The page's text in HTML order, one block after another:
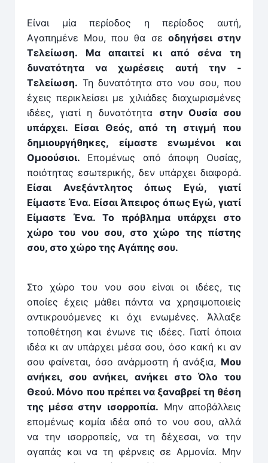
Είναι μία περίοδος η περίοδος αυτή,
Αγαπημένε Μου, που θα σε οδηγήσει στην
Τελείωση. Μα απαιτεί κι από σένα τη
δυνατότητα να χωρέσεις αυτή την ­
Τελείωση. Τη δυνατότητα στο νου σου, που
έχεις περικλείσει με ­χιλιάδες διαχωρισμένες
ιδέες, γιατί η δυνατότητα στην Ουσία σου
υπάρχει. Είσαι Θεός, από τη στιγμή που
δημιουργήθηκες, είμαστε ενωμένοι και
Ομοούσιοι. Επομένως από άποψη Ουσίας,
ποιότητας εσωτερικής, δεν υπάρχει διαφορά.
Είσαι Ανεξάντλητος όπως Εγώ, γιατί
Είμαστε Ένα. Είσαι Άπειρος όπως Εγώ, γιατί
Είμαστε Ένα. Το πρόβλημα υπάρχει στο
χώρο του νου σου, στο χώρο της πίστης
σου, στο χώρο της Αγάπης σου.
Στο χώρο του νου σου είναι οι ιδέες, τις
οποίες έχεις μάθει πάντα να χρησιμοποιείς
αντικρουόμενες κι όχι ενω­μένες. Άλλαξε
τοποθέτηση και ένωνε τις ιδέες. Γιατί όποια
ιδέα κι αν υπάρχει μέσα σου, όσο κακή κι αν
σου ­φαίνεται, όσο ανάρμοστη ή ανάξια, Μου
ανήκει, σου ανήκει, ανήκει στο Όλο του
Θεού. Μόνο που πρέπει να ξαναβρεί τη θέση
της μέσα στην ισορροπία. Μην αποβάλλεις
επομένως καμία ιδέα από το νου σου, αλλά
να την ισορροπείς, να τη δέχεσαι, να την
αγαπάς και να τη φέρνεις σε Αρμονία. Μην